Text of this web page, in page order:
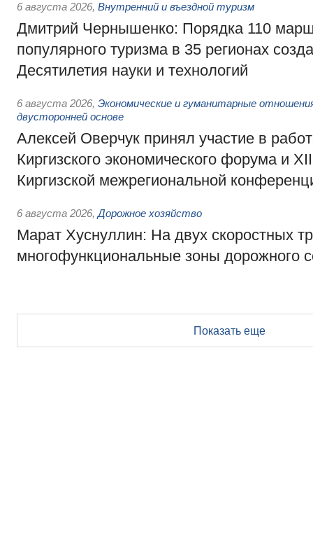
6 августа 2026, Внутренний и въездной туризм
Дмитрий Чернышенко: Порядка 110
популярного туризма в 35 регионах
Десятилетия науки и технологий
6 августа 2026, Экономические и гуманитарные
двусторонней основе
Алексей Оверчук принял участие в
Киргизского экономического форума и
Киргизской межрегиональной
6 августа 2026, Дорожное хозяйство
Марат Хуснуллин: На двух скоростных
многофункциональные зоны дорожного
Показать еще